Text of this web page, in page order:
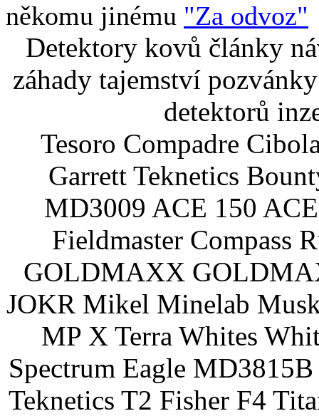
někomu jinému "Za odvoz"
Detektory kovů články
záhady tajemství
detektorů
Tesoro Compadre
Garrett Teknetics
MD3009 ACE 150
Fieldmaster Compass
GOLDMAXX
JOKR Mikel Minelab
MP X Terra Whites
Spectrum Eagle
Teknetics T2 Fisher F4